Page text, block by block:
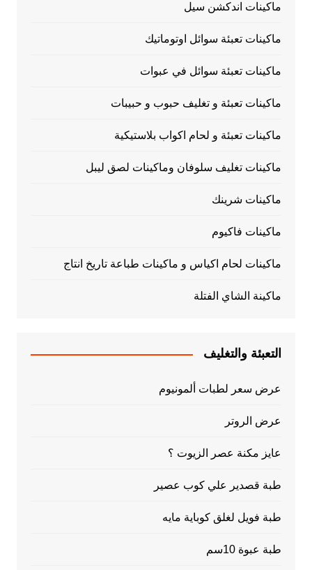
ماكينات اندكشن سيل
ماكينات تعبئة سوائل اوتوماتيك
ماكينات تعبئة سوائل في عبوات
ماكينات تعبئة و تغليف حبوب و حبيبات
ماكينات تعبئة و لحام اكواب بلاستيكية
ماكينات تغليف سلوفان وماكينات لصق ليبل
ماكينات شرينك
ماكينات فاكيوم
ماكينات لحام اكياس و ماكينات طباعة تاريخ انتاج
ماكينة الشاي الفتلة
التعبئة والتغليف
عرض سعر لطبات ألمونيوم
عرض الروتر
عايز مكنة عصر الزيوت ؟
طبة قصدير علي كوب عصير
طبة فويل لغلق كوباية مايه
طبة عبوة 10سم